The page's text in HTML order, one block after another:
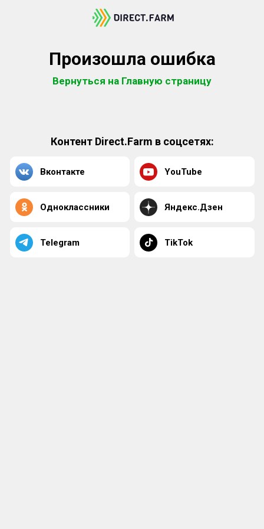
Произошла ошибка
Вернуться на Главную страницу
Контент Direct.Farm в соцсетях:
Вконтакте YouTube
Одноклассники Яндекс.Дзен
Telegram TikTok